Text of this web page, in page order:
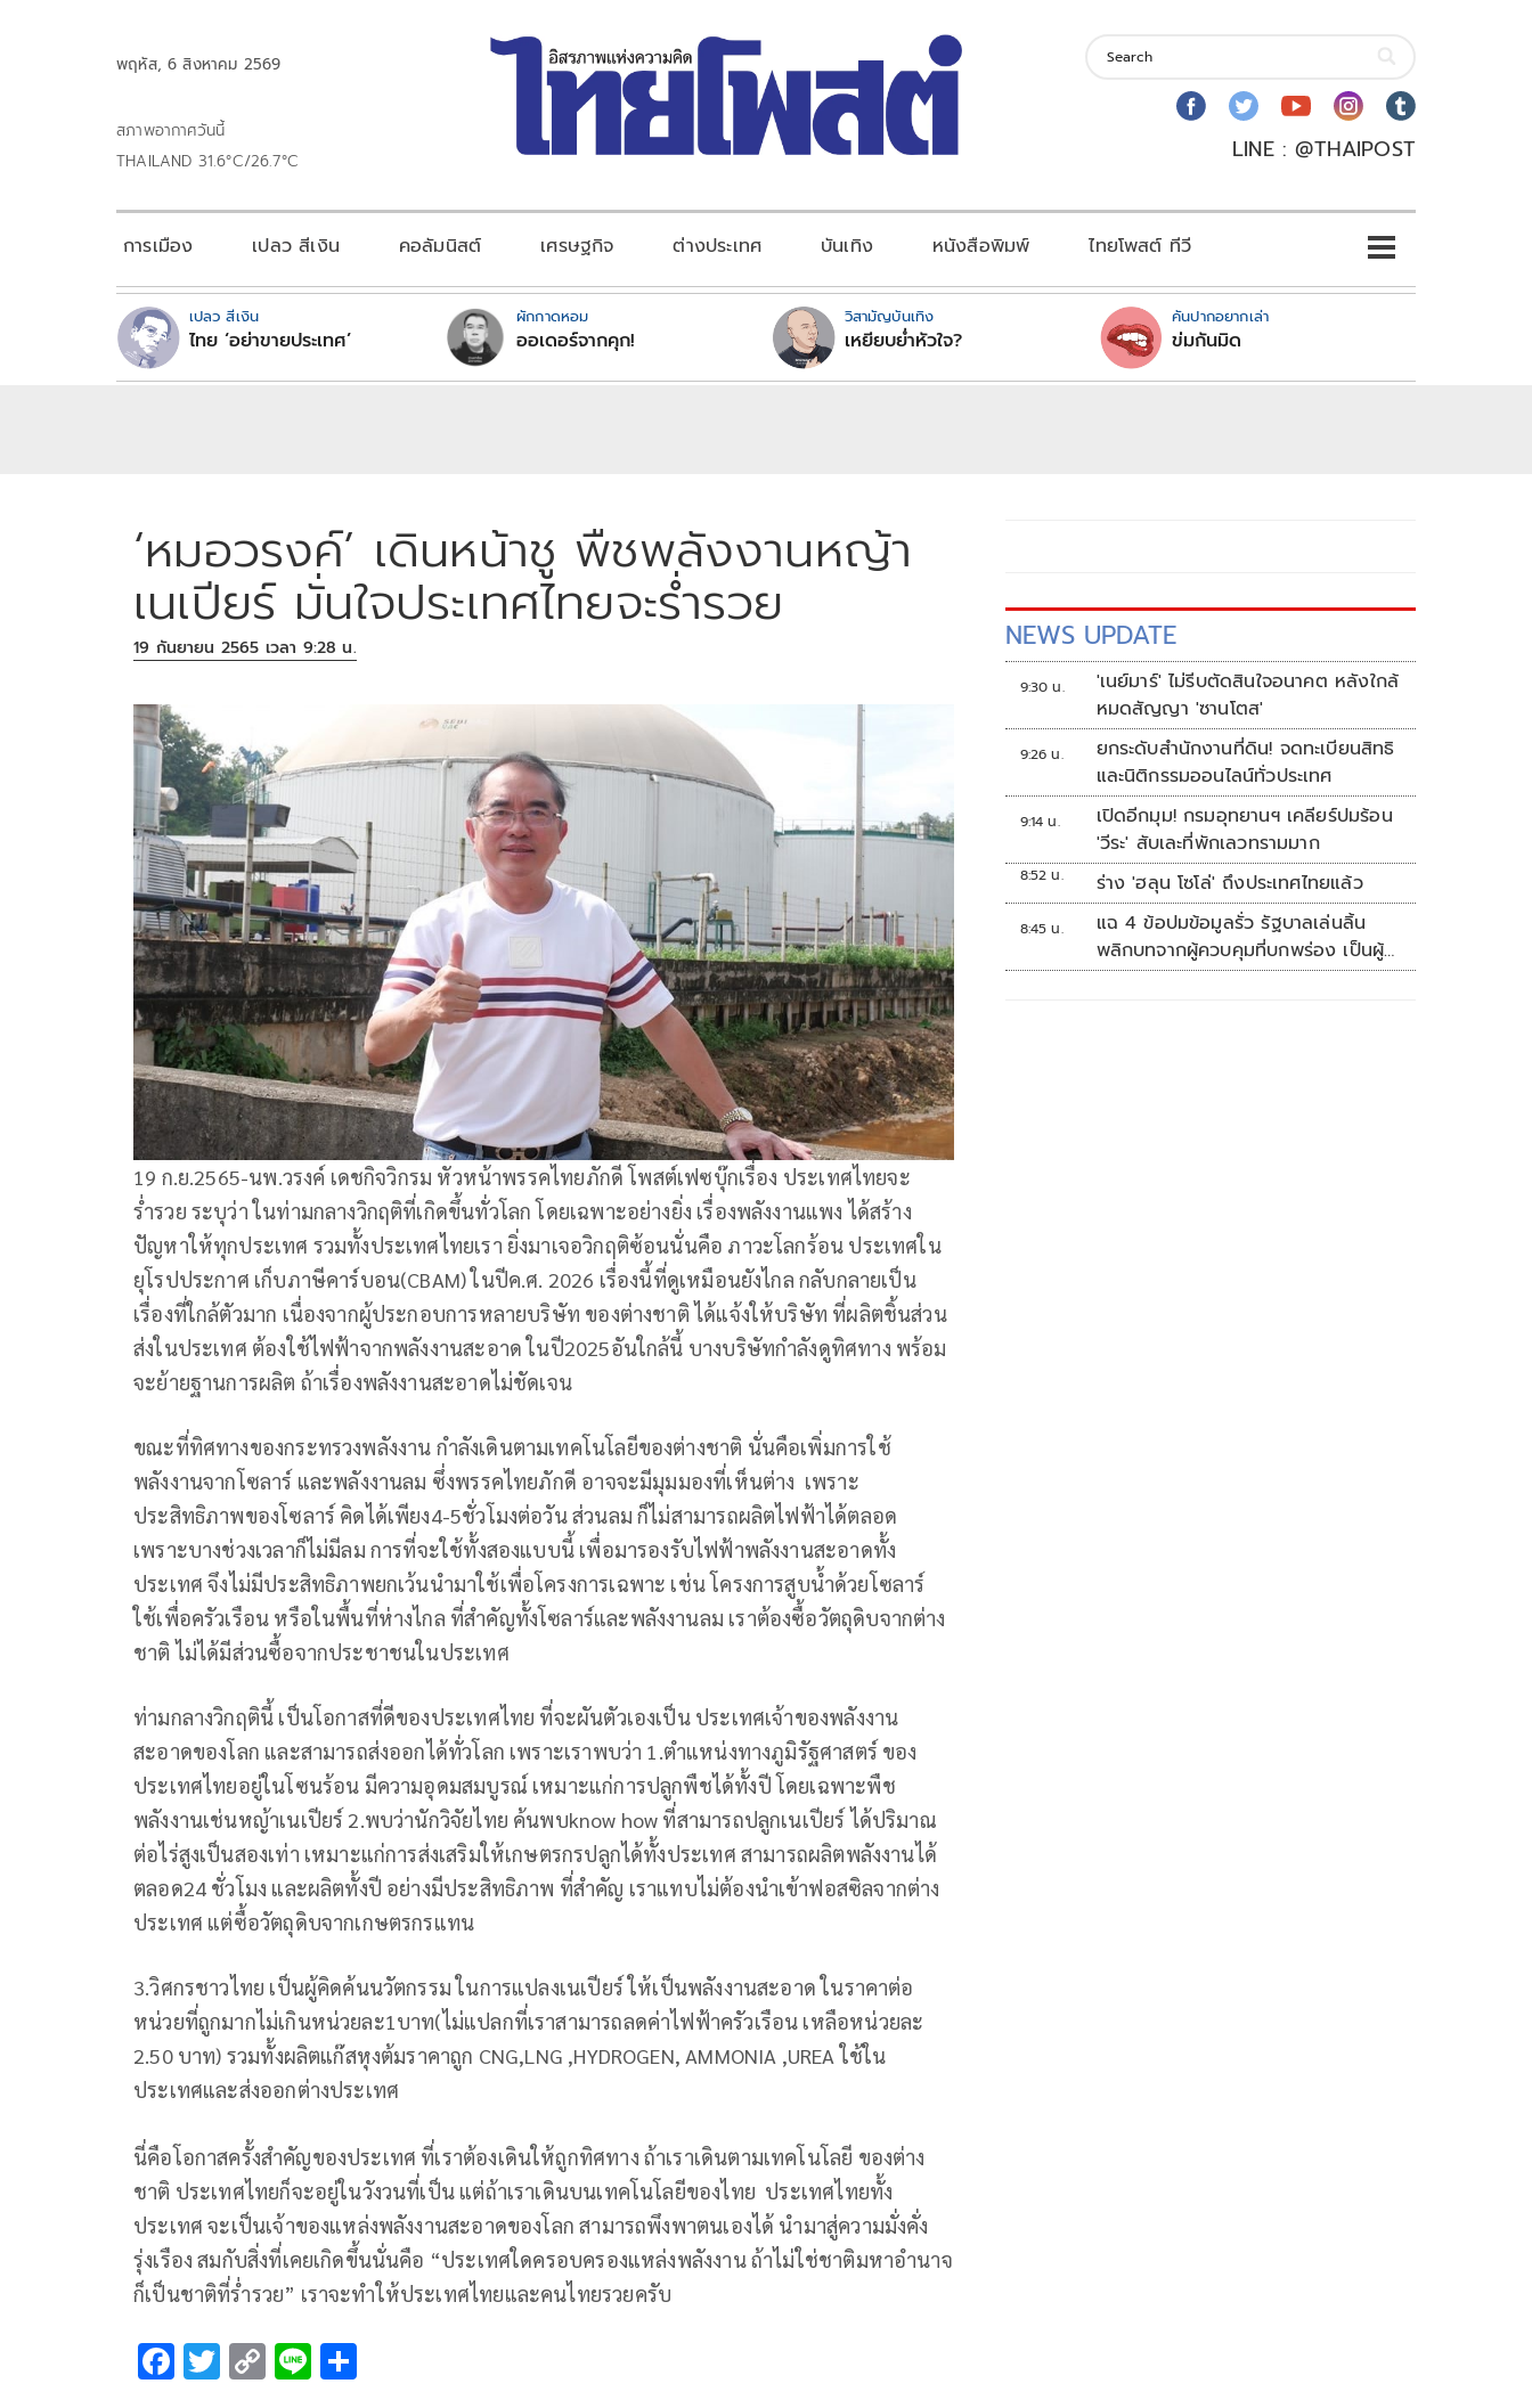
พฤหัส, 6 สิงหาคม 2569
สภาพอากาศวันนี้
THAILAND 31.6°C/26.7°C
LINE : @THAIPOST
การเมือง เปลว สีเงิน คอลัมนิสต์ เศรษฐกิจ ต่างประเทศ บันเทิง หนังสือพิมพ์ ไทยโพสต์ ทีวี
เปลว สีเงิน
ไทย ‘อย่าขายประเทศ’
ผักกาดหอม
ออเดอร์จากคุก!
วิสามัญบันเทิง
เหยียบย่ำหัวใจ?
คันปากอยากเล่า
ข่มกันมิด
‘หมอวรงค์’ เดินหน้าชู พืชพลังงานหญ้า
เนเปียร์ มั่นใจประเทศไทยจะร่ำรวย
19 กันยายน 2565 เวลา 9:28 น.
19 ก.ย.2565-นพ.วรงค์ เดชกิจวิกรม หัวหน้าพรรคไทยภักดี โพสต์เฟซบุ๊กเรื่อง ประเทศไทยจะ
ร่ำรวย ระบุว่า ในท่ามกลางวิกฤติที่เกิดขึ้นทั่วโลก โดยเฉพาะอย่างยิ่ง เรื่องพลังงานแพง ได้สร้าง
ปัญหาให้ทุกประเทศ รวมทั้งประเทศไทยเรา ยิ่งมาเจอวิกฤติซ้อนนั่นคือ ภาวะโลกร้อน ประเทศใน
ยุโรปประกาศ เก็บภาษีคาร์บอน(CBAM) ในปีค.ศ. 2026 เรื่องนี้ที่ดูเหมือนยังไกล กลับกลายเป็น
เรื่องที่ใกล้ตัวมาก เนื่องจากผู้ประกอบการหลายบริษัท ของต่างชาติ ได้แจ้งให้บริษัท ที่ผลิตชิ้นส่วน
ส่งในประเทศ ต้องใช้ไฟฟ้าจากพลังงานสะอาด ในปี2025อันใกล้นี้ บางบริษัทกำลังดูทิศทาง พร้อม
จะย้ายฐานการผลิต ถ้าเรื่องพลังงานสะอาดไม่ชัดเจน
ขณะที่ทิศทางของกระทรวงพลังงาน กำลังเดินตามเทคโนโลยีของต่างชาติ นั่นคือเพิ่มการใช้
พลังงานจากโซลาร์ และพลังงานลม ซึ่งพรรคไทยภักดี อาจจะมีมุมมองที่เห็นต่าง เพราะ
ประสิทธิภาพของโซลาร์ คิดได้เพียง4-5ชั่วโมงต่อวัน ส่วนลม ก็ไม่สามารถผลิตไฟฟ้าได้ตลอด
เพราะบางช่วงเวลาก็ไม่มีลม การที่จะใช้ทั้งสองแบบนี้ เพื่อมารองรับไฟฟ้าพลังงานสะอาดทั้ง
ประเทศ จึงไม่มีประสิทธิภาพยกเว้นนำมาใช้เพื่อโครงการเฉพาะ เช่น โครงการสูบน้ำด้วยโซลาร์
ใช้เพื่อครัวเรือน หรือในพื้นที่ห่างไกล ที่สำคัญทั้งโซลาร์และพลังงานลม เราต้องซื้อวัตถุดิบจากต่าง
ชาติ ไม่ได้มีส่วนซื้อจากประชาชนในประเทศ
ท่ามกลางวิกฤตินี้ เป็นโอกาสที่ดีของประเทศไทย ที่จะผันตัวเองเป็น ประเทศเจ้าของพลังงาน
สะอาดของโลก และสามารถส่งออกได้ทั่วโลก เพราะเราพบว่า 1.ตำแหน่งทางภูมิรัฐศาสตร์ ของ
ประเทศไทยอยู่ในโซนร้อน มีความอุดมสมบูรณ์ เหมาะแก่การปลูกพืชได้ทั้งปี โดยเฉพาะพืช
พลังงานเช่นหญ้าเนเปียร์ 2.พบว่านักวิจัยไทย ค้นพบknow how ที่สามารถปลูกเนเปียร์ ได้ปริมาณ
ต่อไร่สูงเป็นสองเท่า เหมาะแก่การส่งเสริมให้เกษตรกรปลูกได้ทั้งประเทศ สามารถผลิตพลังงานได้
ตลอด24 ชั่วโมง และผลิตทั้งปี อย่างมีประสิทธิภาพ ที่สำคัญ เราแทบไม่ต้องนำเข้าฟอสซิลจากต่าง
ประเทศ แต่ซื้อวัตถุดิบจากเกษตรกรแทน
3.วิศกรชาวไทย เป็นผู้คิดค้นนวัตกรรม ในการแปลงเนเปียร์ ให้เป็นพลังงานสะอาด ในราคาต่อ
หน่วยที่ถูกมากไม่เกินหน่วยละ1บาท(ไม่แปลกที่เราสามารถลดค่าไฟฟ้าครัวเรือน เหลือหน่วยละ
2.50 บาท) รวมทั้งผลิตแก๊สหุงต้มราคาถูก CNG,LNG ,HYDROGEN, AMMONIA ,UREA ใช้ใน
ประเทศและส่งออกต่างประเทศ
นี่คือโอกาสครั้งสำคัญของประเทศ ที่เราต้องเดินให้ถูกทิศทาง ถ้าเราเดินตามเทคโนโลยี ของต่าง
ชาติ ประเทศไทยก็จะอยู่ในวังวนที่เป็น แต่ถ้าเราเดินบนเทคโนโลยีของไทย ประเทศไทยทั้ง
ประเทศ จะเป็นเจ้าของแหล่งพลังงานสะอาดของโลก สามารถพึงพาตนเองได้ นำมาสู่ความมั่งคั่ง
รุ่งเรือง สมกับสิ่งที่เคยเกิดขึ้นนั่นคือ “ประเทศใดครอบครองแหล่งพลังงาน ถ้าไม่ใช่ชาติมหาอำนาจ
ก็เป็นชาติที่ร่ำรวย” เราจะทำให้ประเทศไทยและคนไทยรวยครับ
F T C Li
NEWS UPDATE
9:30 น.
'เนย์มาร์' ไม่รีบตัดสินใจอนาคต หลังใกล้
หมดสัญญา 'ซานโตส'
9:26 น.
ยกระดับสำนักงานที่ดิน! จดทะเบียนสิทธิ
และนิติกรรมออนไลน์ทั่วประเทศ
9:14 น.
เปิดอีกมุม! กรมอุทยานฯ เคลียร์ปมร้อน
'วีระ' สับเละที่พักเลวทรามมาก
8:52 น. ร่าง 'ฮลุน โซโล่' ถึงประเทศไทยแล้ว
8:45 น.
แฉ 4 ข้อปมข้อมูลรั่ว รัฐบาลเล่นลิ้น
พลิกบทจากผู้ควบคุมที่บกพร่อง เป็นผู้
เสียหายขู่ฟ้องคนเอาความจริงมาพูด